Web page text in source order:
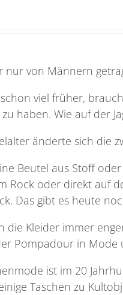
nur von Männern
viel früher,
haben. Wie auf der
änderte sich die
Beutel aus Stoff
Rock oder direkt auf
Das gibt es heute
die Kleider immer
Pompadour in
ist im 20
Taschen zu